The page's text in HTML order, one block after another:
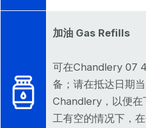
加油 Gas Refills
可在Chandlery 07
备；请在抵达日期
Chandlery，以便在
工有空的情况下，